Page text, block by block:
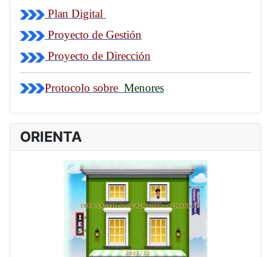
Plan Digital
Proyecto de Gestión
Proyecto de Dirección
Protocolo sobre Menores
ORIENTA